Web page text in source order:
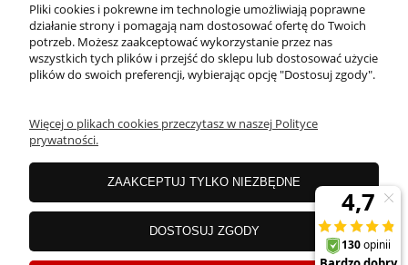
PŁATNOŚCI I DOSTAWA
OFERTA
| ul. Przemysłowa 11a, Koszalin 75-216, woj.
zachodniopomorskie | NIP: 6690500343 REGON: 008201011 | E-mail:
sklep@tklighting.plTel.:504545749
Pliki cookies i pokrewne im technologie umożliwiają poprawne
działanie strony i pomagają nam dostosować ofertę do Twoich
potrzeb. Możesz zaakceptować wykorzystanie przez nas
wszystkich tych plików i przejść do sklepu lub dostosować użycie
plików do swoich preferencji, wybierając opcję "Dostosuj zgody".
Więcej o plikach cookies przeczytasz w naszej Polityce
prywatności.
ZAAKCEPTUJ TYLKO NIEZBĘDNE
DOSTOSUJ ZGODY